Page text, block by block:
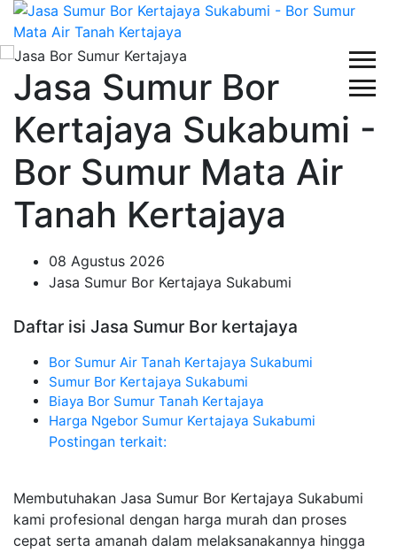
Jasa Sumur Bor
Kertajaya Sukabumi -
Bor Sumur Mata Air
Tanah Kertajaya
08 Agustus 2026
Jasa Sumur Bor Kertajaya Sukabumi
Daftar isi Jasa Sumur Bor kertajaya
Bor Sumur Air Tanah Kertajaya Sukabumi
Sumur Bor Kertajaya Sukabumi
Biaya Bor Sumur Tanah Kertajaya
Harga Ngebor Sumur Kertajaya Sukabumi
Postingan terkait:
Membutuhakan Jasa Sumur Bor Kertajaya Sukabumi
kami profesional dengan harga murah dan proses
cepat serta amanah dalam melaksanakannya hingga